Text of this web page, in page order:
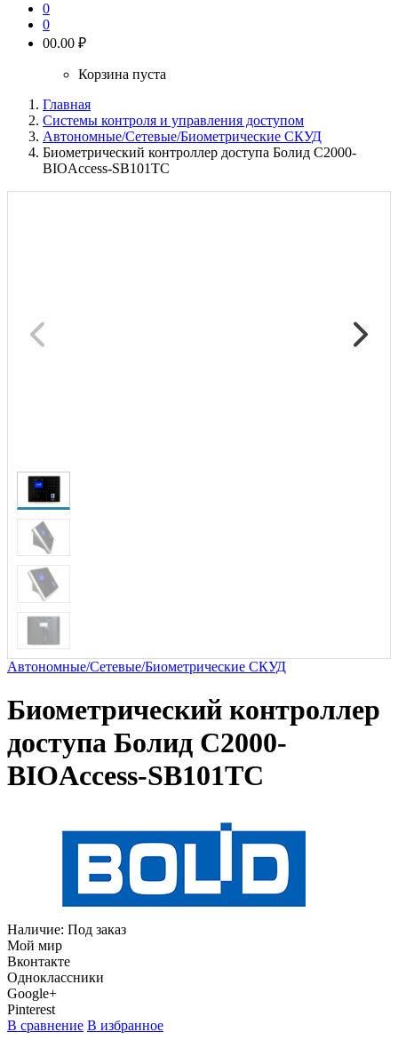
0
0
00.00 ₽
Корзина пуста
Главная
Системы контроля и управления доступом
Автономные/Сетевые/Биометрические СКУД
Биометрический контроллер доступа Болид С2000-
BIOAccess-SB101TC
Автономные/Сетевые/Биометрические СКУД
Биометрический контроллер
доступа Болид С2000-
BIOAccess-SB101TC
Наличие: Под заказ
Мой мир
Вконтакте
Одноклассники
Google+
Pinterest
В сравнение В избранное